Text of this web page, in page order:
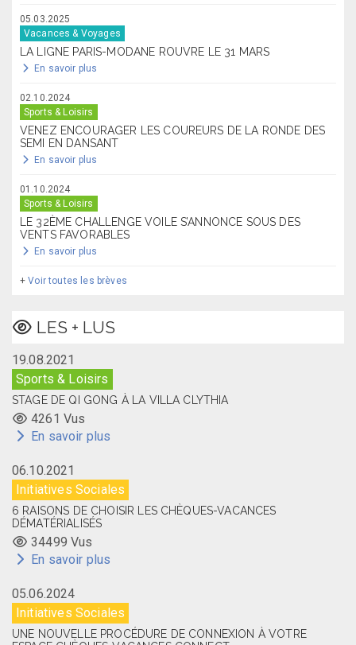
05.03.2025
Vacances & Voyages
LA LIGNE PARIS-MODANE ROUVRE LE 31 MARS
En savoir plus
02.10.2024
Sports & Loisirs
VENEZ ENCOURAGER LES COUREURS DE LA RONDE DES
SEMI EN DANSANT
En savoir plus
01.10.2024
Sports & Loisirs
LE 32ÈME CHALLENGE VOILE S’ANNONCE SOUS DES
VENTS FAVORABLES
En savoir plus
+Voir toutes les brèves
LES + LUS
19.08.2021
Sports & Loisirs
STAGE DE QI GONG À LA VILLA CLYTHIA
4261 Vus
En savoir plus
06.10.2021
Initiatives Sociales
6 RAISONS DE CHOISIR LES CHÈQUES-VACANCES
DÉMATÉRIALISÉS
34499 Vus
En savoir plus
05.06.2024
Initiatives Sociales
UNE NOUVELLE PROCÉDURE DE CONNEXION À VOTRE